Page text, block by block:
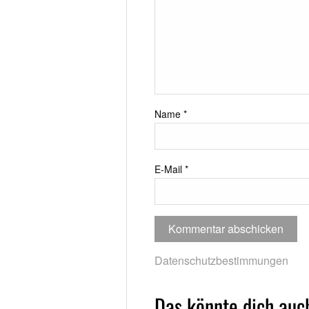
Name *
E-Mail *
Datenschutzbestimmungen